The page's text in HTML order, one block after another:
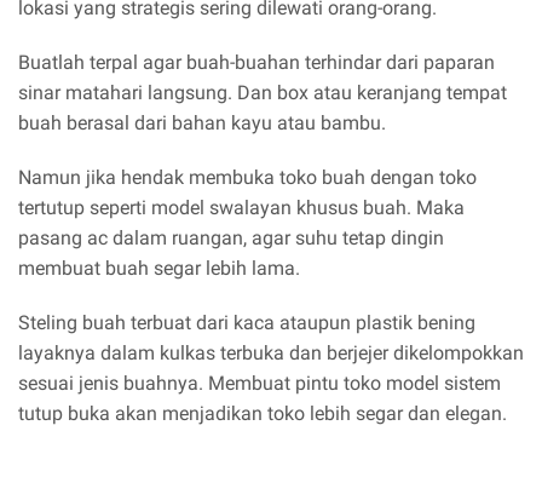
lokasi yang strategis sering dilewati orang-orang.
Buatlah terpal agar buah-buahan terhindar dari paparan
sinar matahari langsung. Dan box atau keranjang tempat
buah berasal dari bahan kayu atau bambu.
Namun jika hendak membuka toko buah dengan toko
tertutup seperti model swalayan khusus buah. Maka
pasang ac dalam ruangan, agar suhu tetap dingin
membuat buah segar lebih lama.
Steling buah terbuat dari kaca ataupun plastik bening
layaknya dalam kulkas terbuka dan berjejer dikelompokkan
sesuai jenis buahnya. Membuat pintu toko model sistem
tutup buka akan menjadikan toko lebih segar dan elegan.